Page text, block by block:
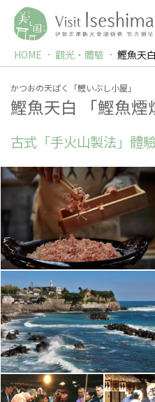
HOME 觀光‧體驗 鰹魚天
かつおの天ぱく「鰹いぶし小屋」
鰹魚天白 「鰹魚煙
古式「手火山製法」體